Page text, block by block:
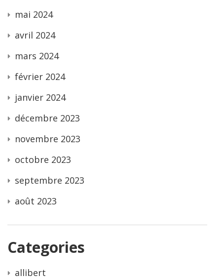
mai 2024
avril 2024
mars 2024
février 2024
janvier 2024
décembre 2023
novembre 2023
octobre 2023
septembre 2023
août 2023
Categories
allibert